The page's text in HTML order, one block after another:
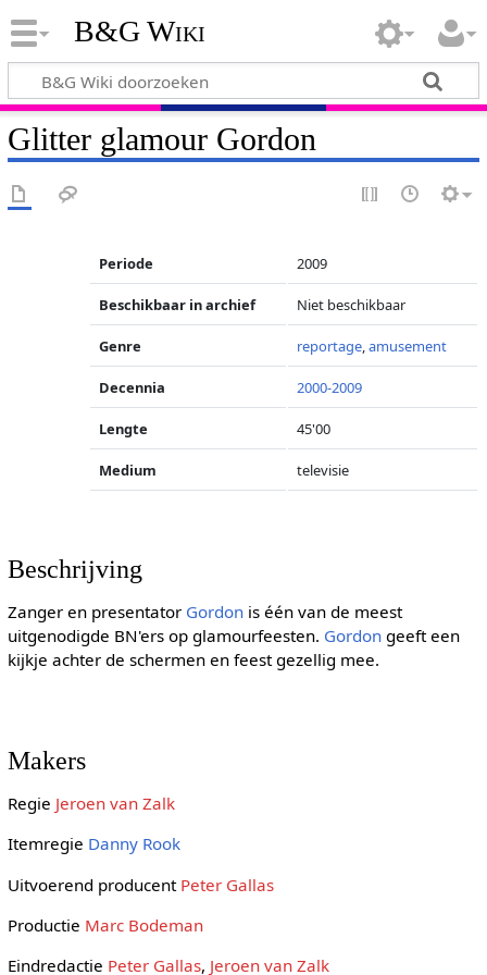
B&G Wiki
Glitter glamour Gordon
Periode 2009
Beschikbaar in archief Niet beschikbaar
Genre reportage,amusement
Decennia 2000-2009
Lengte 45'00
Medium televisie
Beschrijving
Zanger en presentator Gordonis één van de meest
uitgenodigde BN'ers op glamourfeesten. Gordongeeft een
kijkje achter de schermen en feest gezellig mee.
Makers
Regie Jeroen van Zalk
Itemregie Danny Rook
Uitvoerend producent Peter Gallas
Productie Marc Bodeman
Eindredactie Peter Gallas, Jeroen van Zalk